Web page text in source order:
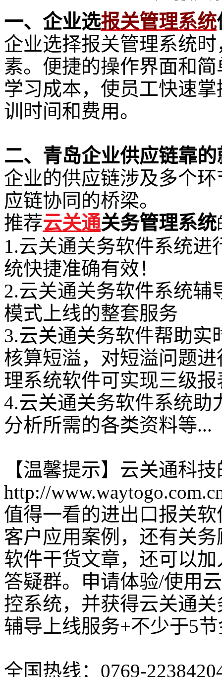
一、企业选报关管理系统
企业选择报关管理系统
素。便捷的操作界面和
学习成本，使员工快速
训时间和费用。
二、青岛企业供应链靠的
企业的供应链涉及多个
应链协同的桥梁。
推荐云关通关务管理系统
1.云关通关务软件系统
统快捷准确有效！
2.云关通关务软件系统辅
模式上线的整套服务
3.云关通关务软件帮助实
核算短溢，对短溢问题
理系统软件可实现三级
4.云关通关务软件系统助
分析所需的各类资料等...
【温馨提示】云关通科
http://
值得一看的进出口报关
客户应用案例，还有关
软件干货文章，还可以
答疑群。申请体验/使用
控系统，并获得云关通
辅导上线服务+不少于5
全国热线：0769-